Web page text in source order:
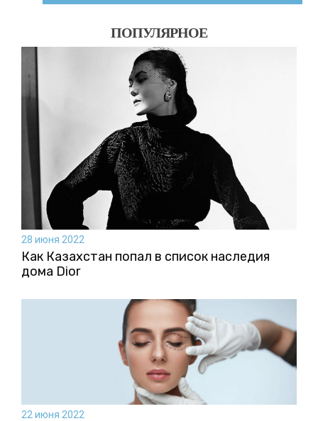
ПОПУЛЯРНОЕ
28 июня 2022
Как Казахстан попал в список наследия
дома Dior
22 июня 2022